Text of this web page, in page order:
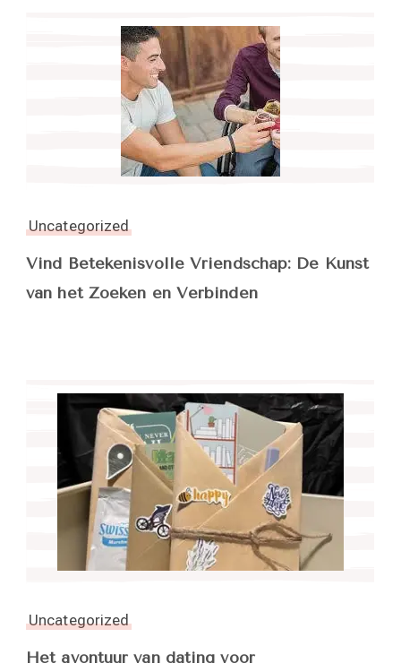
Uncategorized
Vind Betekenisvolle Vriendschap: De Kunst
van het Zoeken en Verbinden
Uncategorized
Het avontuur van dating voor